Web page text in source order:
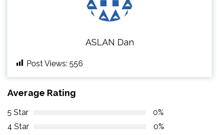
ASLAN Dan
Post Views: 556
Average Rating
5 Star
0%
4 Star
0%